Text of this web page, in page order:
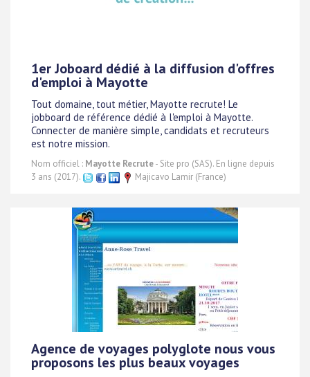
1er Joboard dédié à la diffusion d'offres
d'emploi à Mayotte
Tout domaine, tout métier, Mayotte recrute! Le
jobboard de référence dédié à l'emploi à Mayotte.
Connecter de manière simple, candidats et recruteurs
est notre mission.
Nom officiel : Mayotte Recrute- Site pro (SAS). En ligne depuis
3 ans (2017).
Majicavo Lamir (France)
Agence de voyages polyglote nous vous
proposons les plus beaux voyages